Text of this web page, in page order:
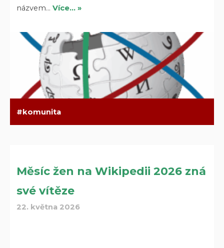
názvem…Více… »
komunita
Měsíc žen na Wikipedii 2026 zná
své vítěze
22. května 2026